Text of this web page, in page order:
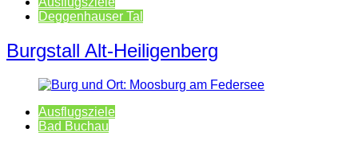
Deggenhauser Tal
Burgstall Alt-Heiligenberg
Ausflugsziele
Bad Buchau